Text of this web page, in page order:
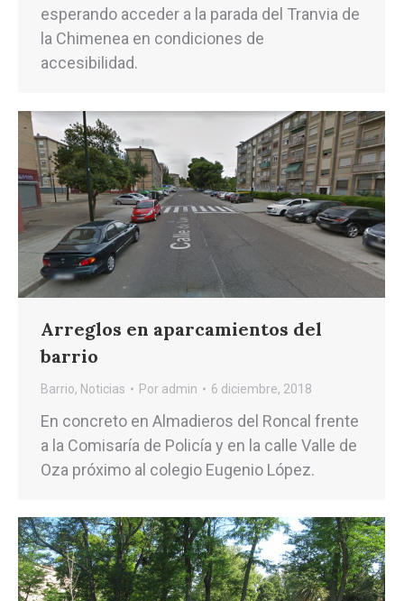
esperando acceder a la parada del Tranvia de
la Chimenea en condiciones de
accesibilidad.
Arreglos en aparcamientos del
barrio
Barrio, Noticias Por admin 6 diciembre, 2018
En concreto en Almadieros del Roncal frente
a la Comisaría de Policía y en la calle Valle de
Oza próximo al colegio Eugenio López.